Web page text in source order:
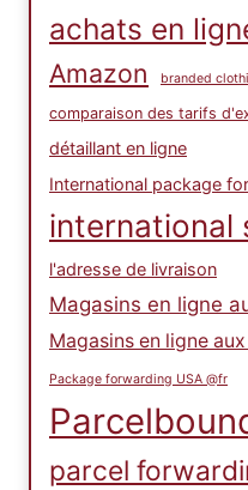
achats en
Amazon branded
comparaison des tarifs
détaillant en ligne
International package
international
l'adresse de livraison
Magasins en ligne
Magasins en ligne
Package forwarding USA @fr
parcel